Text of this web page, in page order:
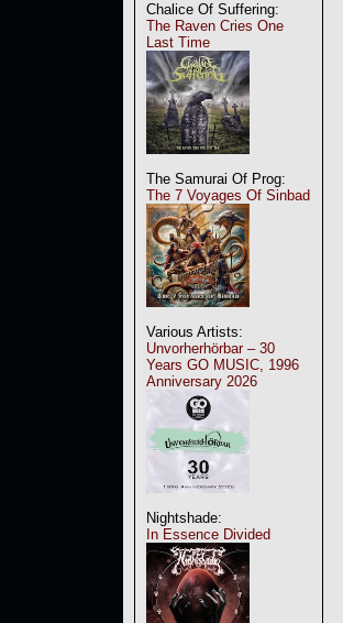
Chalice Of Suffering:
The Raven Cries One
Last Time
The Samurai Of Prog:
The 7 Voyages Of Sinbad
Various Artists:
Unvorherhörbar – 30
Years GO MUSIC, 1996
Anniversary 2026
Nightshade:
In Essence Divided